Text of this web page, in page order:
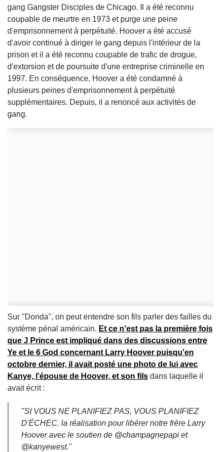
gang Gangster Disciples de Chicago. Il a été reconnu
coupable de meurtre en 1973 et purge une peine
d'emprisonnement à perpétuité. Hoover a été accusé
d'avoir continué à diriger le gang depuis l'intérieur de la
prison et il a été reconnu coupable de trafic de drogue,
d'extorsion et de poursuite d'une entreprise criminelle en
1997. En conséquence, Hoover a été condamné à
plusieurs peines d'emprisonnement à perpétuité
supplémentaires. Depuis, il a renoncé aux activités de
gang.
Sur "Donda", on peut entendre son fils parler des failles du
système pénal américain. Et ce n'est pas la première fois
que J Prince est impliqué dans des discussions entre
Ye et le 6 God concernant Larry Hoover puisqu'en
octobre dernier, il avait posté une photo de lui avec
Kanye, l'épouse de Hoover, et son fils dans laquelle il
avait écrit :
"SI VOUS NE PLANIFIEZ PAS, VOUS PLANIFIEZ
D'ÉCHEC. la réalisation pour libérer notre frère Larry
Hoover avec le soutien de @champagnepapi et
@kanyewest."